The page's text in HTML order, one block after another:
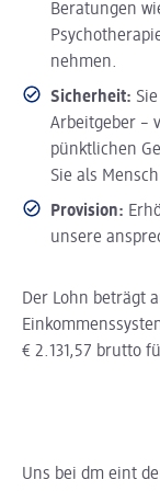
Beratungen
nehmen.
Sicherheit:
Arbeitgeber –
pünktlichen
Sie als
Provision:
unsere
Der Lohn beträgt
€ 2.131,57 brutto
Uns bei dm eint